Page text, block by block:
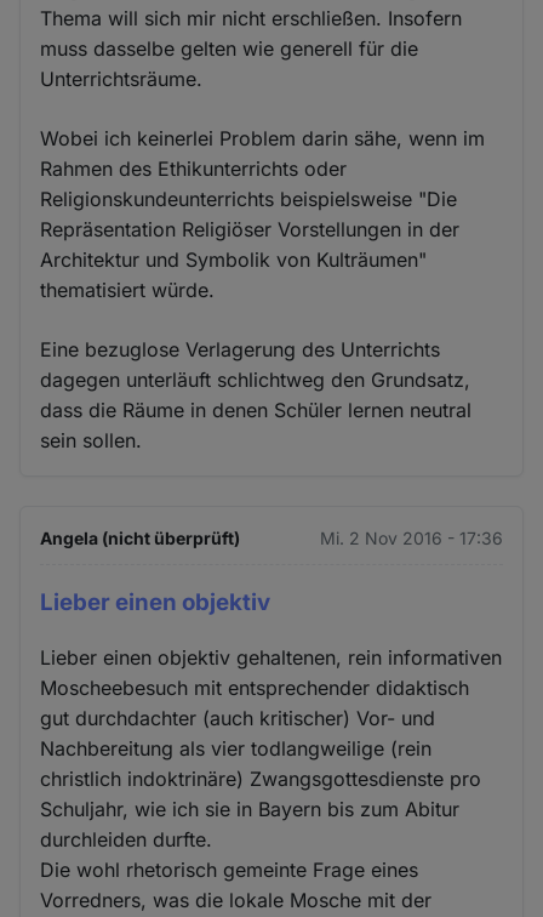
Thema will sich mir nicht erschließen. Insofern
muss dasselbe gelten wie generell für die
Unterrichtsräume.
Wobei ich keinerlei Problem darin sähe, wenn im
Rahmen des Ethikunterrichts oder
Religionskundeunterrichts beispielsweise "Die
Repräsentation Religiöser Vorstellungen in der
Architektur und Symbolik von Kulträumen"
thematisiert würde.
Eine bezuglose Verlagerung des Unterrichts
dagegen unterläuft schlichtweg den Grundsatz,
dass die Räume in denen Schüler lernen neutral
sein sollen.
Angela (nicht überprüft) Mi. 2 Nov 2016 - 17:36
Lieber einen objektiv
Lieber einen objektiv gehaltenen, rein informativen
Moscheebesuch mit entsprechender didaktisch
gut durchdachter (auch kritischer) Vor- und
Nachbereitung als vier todlangweilige (rein
christlich indoktrinäre) Zwangsgottesdienste pro
Schuljahr, wie ich sie in Bayern bis zum Abitur
durchleiden durfte.
Die wohl rhetorisch gemeinte Frage eines
Vorredners, was die lokale Mosche mit der